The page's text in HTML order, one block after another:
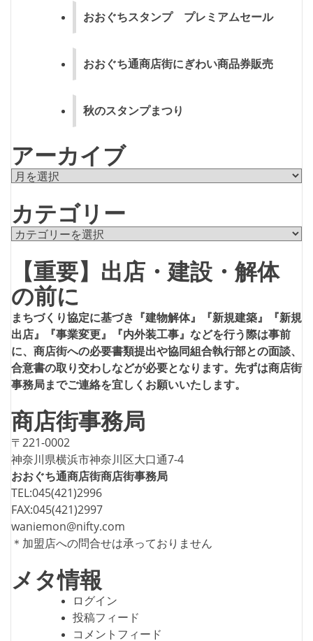
おおぐちスタンプ プレミアムセール
おおぐち通商店街にぎわい商品券販売
秋のスタンプまつり
アーカイブ
ア
カ
イ
ブ
カテゴリー
カ
ー
【重要】出店・建設・解体
の前に
まちづくり協定に基づき『建物解体』『新規建築』『新規
出店』『事業変更』『内外装工事』などを行う際は事前
に、商店街への必要書類提出や協同組合執行部との面談、
合意書の取り交わしなどが必要となります。先ずは商店街
事務局までご連絡を宜しくお願いいたします。
商店街事務局
〒221-0002
神奈川県横浜市神奈川区大口通7-4
おおぐち通商店街商店街事務局
TEL:045(421)2996
FAX:045(421)2997
waniemon@nifty.com
＊加盟店への問合せは承っておりません
メタ情報
ログイン
投稿フィード
コメントフィード